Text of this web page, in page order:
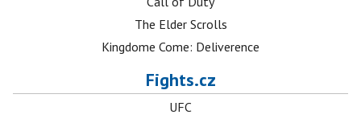
The Elder Scrolls
Kingdome Come: Deliverence
Fights.cz
UFC